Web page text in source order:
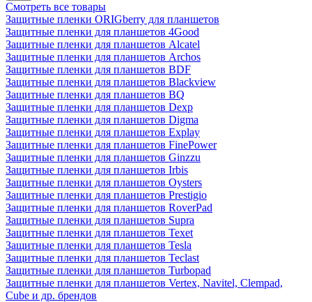
Смотреть все товары
Защитные пленки ORIGberry для планшетов
Защитные пленки для планшетов 4Good
Защитные пленки для планшетов Alcatel
Защитные пленки для планшетов Archos
Защитные пленки для планшетов BDF
Защитные пленки для планшетов Blackview
Защитные пленки для планшетов BQ
Защитные пленки для планшетов Dexp
Защитные пленки для планшетов Digma
Защитные пленки для планшетов Explay
Защитные пленки для планшетов FinePower
Защитные пленки для планшетов Ginzzu
Защитные пленки для планшетов Irbis
Защитные пленки для планшетов Oysters
Защитные пленки для планшетов Prestigio
Защитные пленки для планшетов RoverPad
Защитные пленки для планшетов Supra
Защитные пленки для планшетов Texet
Защитные пленки для планшетов Tesla
Защитные пленки для планшетов Teclast
Защитные пленки для планшетов Turbopad
Защитные пленки для планшетов Vertex, Navitel, Clempad,
Cube и др. брендов